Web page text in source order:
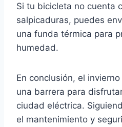
Si tu bicicleta no cuenta
salpicaduras, puedes
una funda térmica para
humedad.
En conclusión, el
una barrera para
ciudad eléctrica.
el mantenimiento y